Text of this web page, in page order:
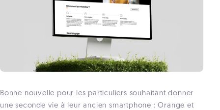
Bonne nouvelle pour les particuliers souhaitant donner
une seconde vie à leur ancien smartphone : Orange et